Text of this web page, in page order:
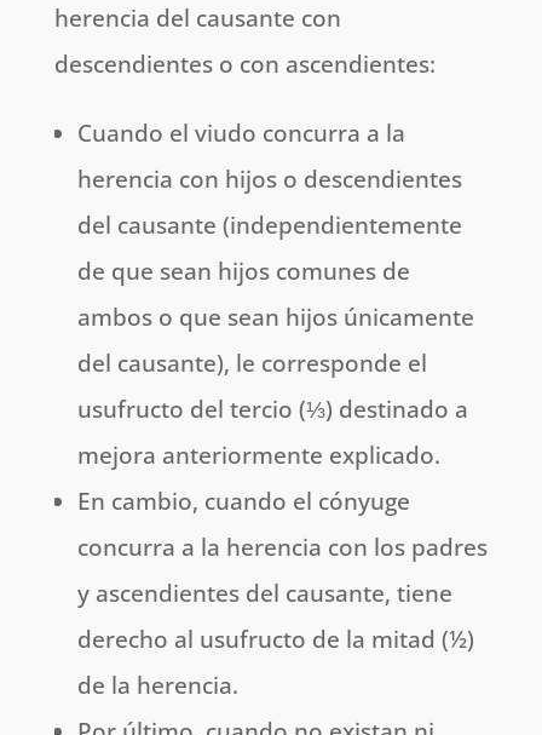
herencia del causante con
descendientes o con ascendientes:
Cuando el viudo concurra a la
herencia con hijos o descendientes
del causante (independientemente
de que sean hijos comunes de
ambos o que sean hijos únicamente
del causante), le corresponde el
usufructo del tercio (⅓) destinado a
mejora anteriormente explicado.
En cambio, cuando el cónyuge
concurra a la herencia con los padres
y ascendientes del causante, tiene
derecho al usufructo de la mitad (½)
de la herencia.